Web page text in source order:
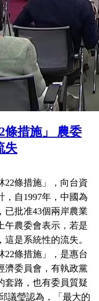
條措施」 農委
失
22條措施」，向台資
，自1997年，中國為
已批准43個兩岸農業
午農委會表示，若是
這是系統性的流失。
22條措施」，是惠台
濟委員會，有執政黨
套路，也有委員質疑
議瑩認為，「最大的